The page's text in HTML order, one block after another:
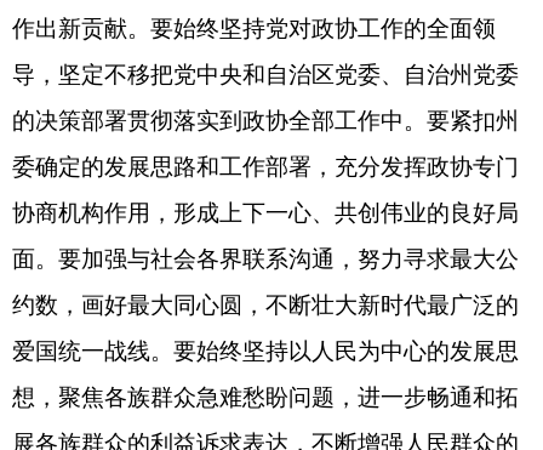
大会在雄壮的国歌声中闭幕。
出席会议的还有州人大、政府其他领导同志和
员、自治区政协委员，中直、区直单位和州直有关
单位负责同志和部分归侨侨眷等。（全媒体记者熊
宣然
）
分享:
打印本页 关闭窗口